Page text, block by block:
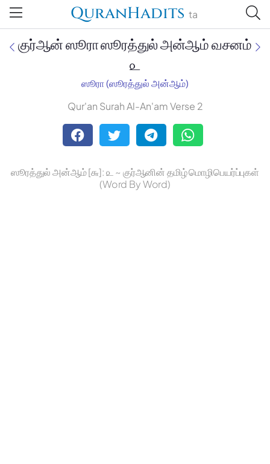
QuranHadits ta
Jan Trust Foundation
Mufti Omar Sheriff Qasimi,
குர்ஆன் ஸூரா ஸூரத்துல் அன்ஆம் வசனம்
௨
ஸூரா (ஸூரத்துல் அன்ஆம்)
Qur'an Surah Al-An'am Verse 2
ஸூரத்துல் அன்ஆம் [௬]: ௨ ~ குர்ஆனின் தமிழ் மொழிபெயர்ப்புகள்
(Word By Word)